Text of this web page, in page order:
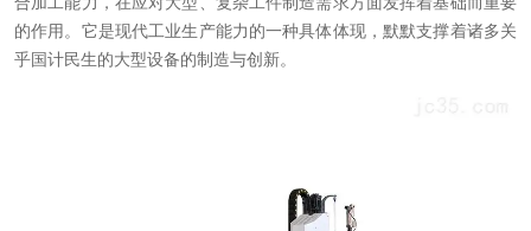
的作用。它是现代工业生产能力的一种具体体现，默默支撑着诸多关
乎国计民生的大型设备的制造与创新。